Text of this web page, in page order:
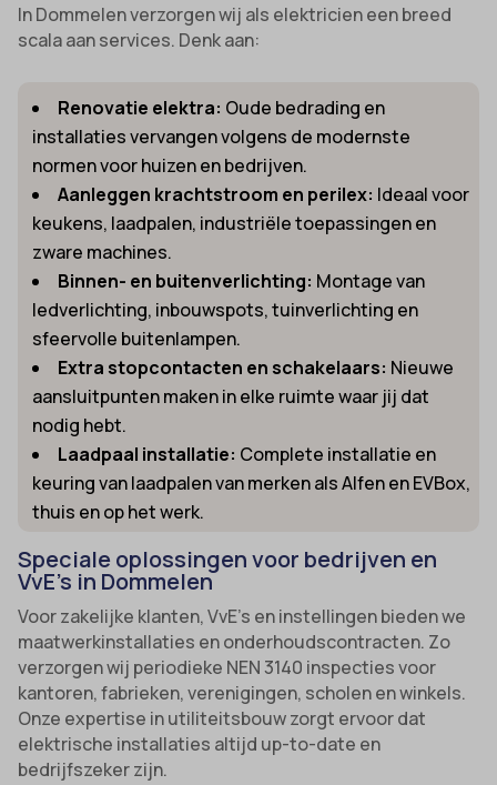
In Dommelen verzorgen wij als elektricien een breed
scala aan services. Denk aan:
Renovatie elektra: Oude bedrading en
installaties vervangen volgens de modernste
normen voor huizen en bedrijven.
Aanleggen krachtstroom en perilex: Ideaal voor
keukens, laadpalen, industriële toepassingen en
zware machines.
Binnen- en buitenverlichting: Montage van
ledverlichting, inbouwspots, tuinverlichting en
sfeervolle buitenlampen.
Extra stopcontacten en schakelaars: Nieuwe
aansluitpunten maken in elke ruimte waar jij dat
nodig hebt.
Laadpaal installatie: Complete installatie en
keuring van laadpalen van merken als Alfen en EVBox,
thuis en op het werk.
Speciale oplossingen voor bedrijven en
VvE’s in Dommelen
Voor zakelijke klanten, VvE’s en instellingen bieden we
maatwerkinstallaties en onderhoudscontracten. Zo
verzorgen wij periodieke NEN 3140 inspecties voor
kantoren, fabrieken, verenigingen, scholen en winkels.
Onze expertise in utiliteitsbouw zorgt ervoor dat
elektrische installaties altijd up-to-date en
bedrijfszeker zijn.